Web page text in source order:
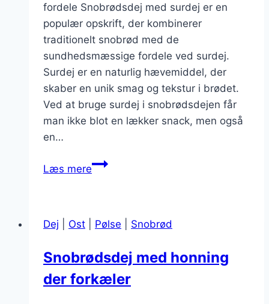
fordele Snobrødsdej med surdej er en
populær opskrift, der kombinerer
traditionelt snobrød med de
sundhedsmæssige fordele ved surdej.
Surdej er en naturlig hævemiddel, der
skaber en unik smag og tekstur i brødet.
Ved at bruge surdej i snobrødsdejen får
man ikke blot en lækker snack, men også
en…
Læs mereSnobrødsdej
naturlig
Dej Ost Pølse Snobrød
Snobrødsdej med honning
der forkæler